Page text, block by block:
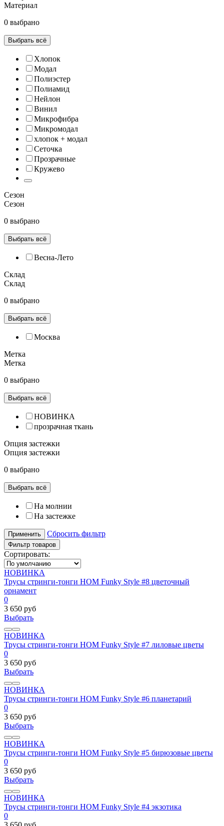
Материал
0 выбрано
Выбрать всё
Хлопок
Модал
Полиэстер
Полиамид
Нейлон
Винил
Микрофибра
Микромодал
хлопок + модал
Сеточка
Прозрачные
Кружево
Сезон
Сезон
0 выбрано
Выбрать всё
Весна-Лето
Склад
Склад
0 выбрано
Выбрать всё
Москва
Метка
Метка
0 выбрано
Выбрать всё
НОВИНКА
прозрачная ткань
Опция застежки
Опция застежки
0 выбрано
Выбрать всё
На молнии
На застежке
Применить Сбросить фильтр
Фильтр товаров
Сортировать:
НОВИНКА
Трусы стринги-тонги HOM Funky Style #8 цветочный
орнамент
0
3 650 руб
Выбрать
НОВИНКА
Трусы стринги-тонги HOM Funky Style #7 лиловые цветы
0
3 650 руб
Выбрать
НОВИНКА
Трусы стринги-тонги HOM Funky Style #6 планетарий
0
3 650 руб
Выбрать
НОВИНКА
Трусы стринги-тонги HOM Funky Style #5 бирюзовые цветы
0
3 650 руб
Выбрать
НОВИНКА
Трусы стринги-тонги HOM Funky Style #4 экзотика
0